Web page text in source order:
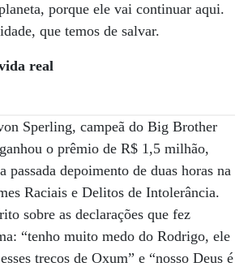
porque ele vai continuar aqui.
que temos de salvar.
real
Sperling, campeã do Big Brother
o prêmio de R$ 1,5 milhão,
passada depoimento de duas horas na
Raciais e Delitos de Intolerância.
sobre as declarações que fez
“tenho muito medo do Rodrigo, ele
trecos de Oxum” e “nosso Deus é